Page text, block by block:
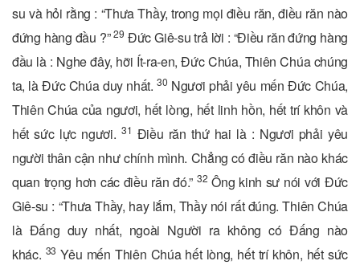
su và hỏi rằng : “Thưa Thầy, trong mọi điều răn, điều răn nào
đứng hàng đầu ?”29 Đức Giê-su trả lời : “Điều răn đứng hàng
đầu là : Nghe đây, hỡi Ít-ra-en, Đức Chúa, Thiên Chúa chúng
ta, là Đức Chúa duy nhất.30 Ngươi phải yêu mến Đức Chúa,
Thiên Chúa của ngươi, hết lòng, hết linh hồn, hết trí khôn và
hết sức lực ngươi. 31 Điều răn thứ hai là : Ngươi phải yêu
người thân cận như chính mình. Chẳng có điều răn nào khác
quan trọng hơn các điều răn đó.” 32 Ông kinh sư nói với Đức
Giê-su : “Thưa Thầy, hay lắm, Thầy nói rất đúng. Thiên Chúa
là Đấng duy nhất, ngoài Người ra không có Đấng nào
khác. 33 Yêu mến Thiên Chúa hết lòng, hết trí khôn, hết sức